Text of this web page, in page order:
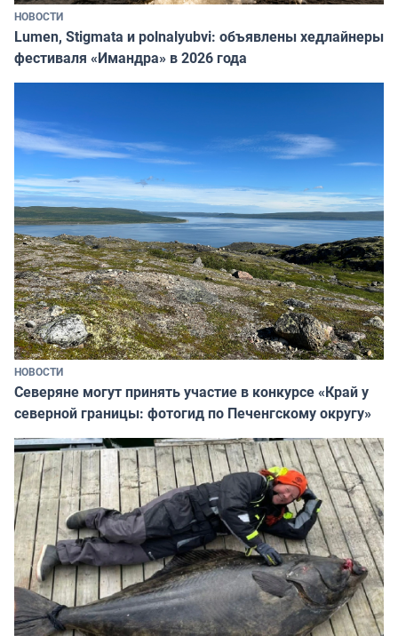
НОВОСТИ
Lumen, Stigmata и polnalyubvi: объявлены хедлайнеры
фестиваля «Имандра» в 2026 года
НОВОСТИ
Северяне могут принять участие в конкурсе «Край у
северной границы: фотогид по Печенгскому округу»